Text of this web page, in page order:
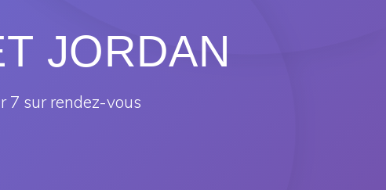
JORDAN
7 sur rendez-vous